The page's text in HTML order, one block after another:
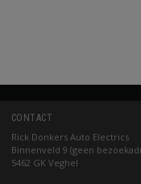
CONTACT
Rick Donkers Auto Electrics
Binnenveld 9 (geen
5462 GK Veghel